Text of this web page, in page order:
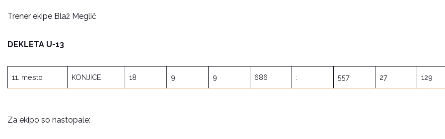
Trener ekipe Blaž Meglič
DEKLETA U-13
11. mesto KONJICE 18 9 9 686 : 557 27 129
Za ekipo so nastopale: